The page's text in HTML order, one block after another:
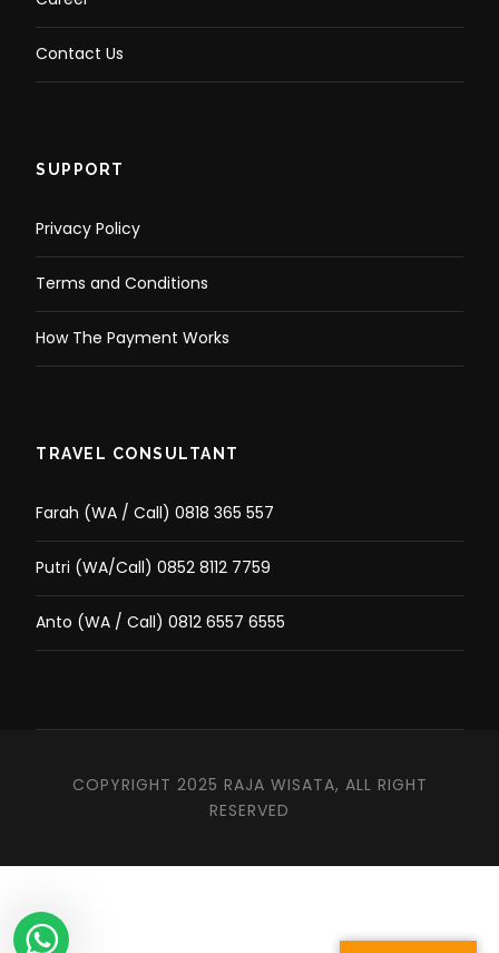
Contact Us
SUPPORT
Privacy Policy
Terms and Conditions
How The Payment Works
TRAVEL CONSULTANT
Farah (WA / Call) 0818 365 557
Putri (WA/Call) 0852 8112 7759
Anto (WA / Call) 0812 6557 6555
COPYRIGHT 2025 RAJA WISATA, ALL RIGHT
RESERVED